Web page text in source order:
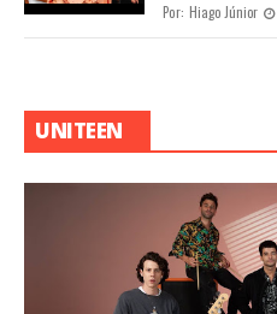
Por: Hiago Júnior
UNITEEN